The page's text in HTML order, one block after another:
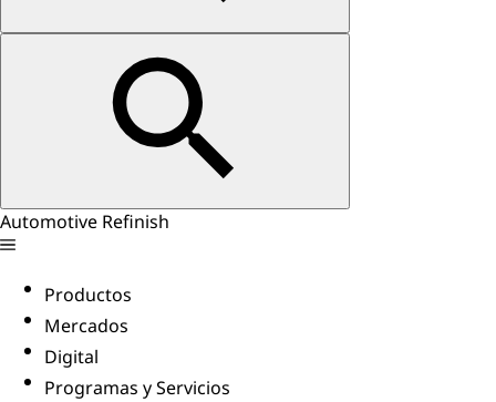
Automotive Refinish
Productos
Mercados
Digital
Programas y Servicios